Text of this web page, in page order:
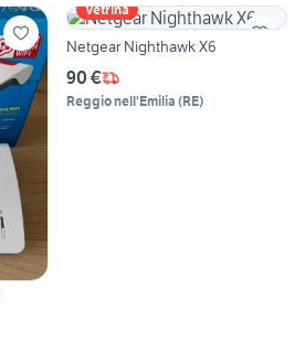
Vetrina
Netgear Nighthawk X6
90 €
Reggio nell'Emilia (RE)